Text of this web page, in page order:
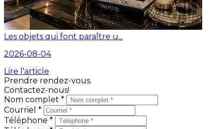
Les objets qui font paraître u...
2026-08-04
Lire l'article
Prendre rendez-vous.
Contactez-nous!
Nom complet *
Courriel *
Téléphone *